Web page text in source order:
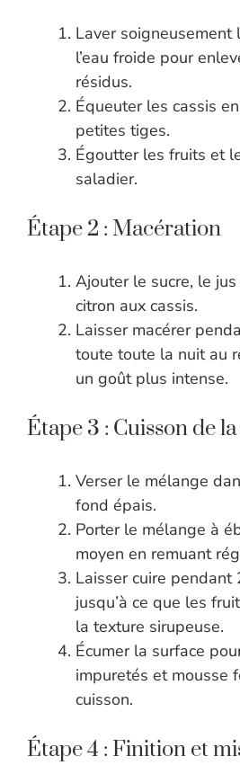
Laver soigneusement
l’eau froide pour
résidus.
Équeuter les cassis
petites tiges.
Égoutter les fruits et
saladier.
Étape 2 : Macération
Ajouter le sucre, le
citron aux cassis.
Laisser macérer
toute toute la nuit au
un goût plus intense.
Étape 3 : Cuisson de
Verser le mélange
fond épais.
Porter le mélange à
moyen en remuant
Laisser cuire pendant
jusqu’à ce que les
la texture sirupeuse.
Écumer la surface
impuretés et mousse
cuisson.
Étape 4 : Finition et